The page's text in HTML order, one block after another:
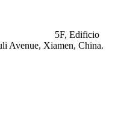
5F, Edificio
Avenue, Xiamen, China.